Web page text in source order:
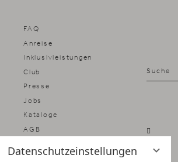
Datenschutzeinstellungen
FAQ
Anreise
Inklusivleistungen
Club
Presse
Jobs
Kataloge
AGB
Suche